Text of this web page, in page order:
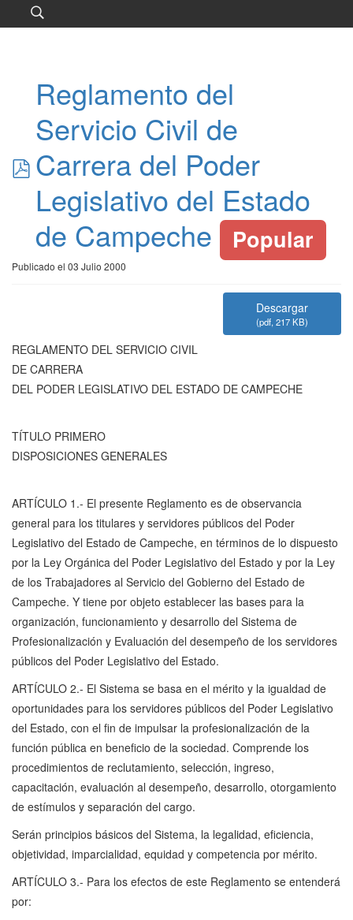
pdf
Reglamento del
Servicio Civil de
Carrera del Poder
Legislativo del Estado
de Campeche
Popular
Publicado el 03 Julio 2000
Descargar
(pdf, 217 KB)
REGLAMENTO DEL SERVICIO CIVIL
DE CARRERA
DEL PODER LEGISLATIVO DEL ESTADO DE CAMPECHE
TÍTULO PRIMERO
DISPOSICIONES GENERALES
ARTÍCULO 1.- El presente Reglamento es de observancia
general para los titulares y servidores públicos del Poder
Legislativo del Estado de Campeche, en términos de lo dispuesto
por la Ley Orgánica del Poder Legislativo del Estado y por la Ley
de los Trabajadores al Servicio del Gobierno del Estado de
Campeche. Y tiene por objeto establecer las bases para la
organización, funcionamiento y desarrollo del Sistema de
Profesionalización y Evaluación del desempeño de los servidores
públicos del Poder Legislativo del Estado.
ARTÍCULO 2.- El Sistema se basa en el mérito y la igualdad de
oportunidades para los servidores públicos del Poder Legislativo
del Estado, con el fin de impulsar la profesionalización de la
función pública en beneficio de la sociedad. Comprende los
procedimientos de reclutamiento, selección, ingreso,
capacitación, evaluación al desempeño, desarrollo, otorgamiento
de estímulos y separación del cargo.
Serán principios básicos del Sistema, la legalidad, eficiencia,
objetividad, imparcialidad, equidad y competencia por mérito.
ARTÍCULO 3.- Para los efectos de este Reglamento se entenderá
por: